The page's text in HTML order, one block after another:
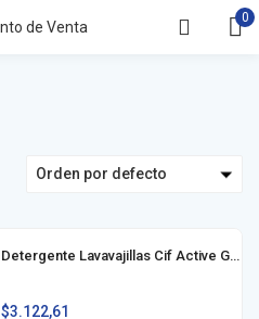
0
Orden por defecto
Detergente Lavavajillas Cif Active Gel 300ml
$3.122,61